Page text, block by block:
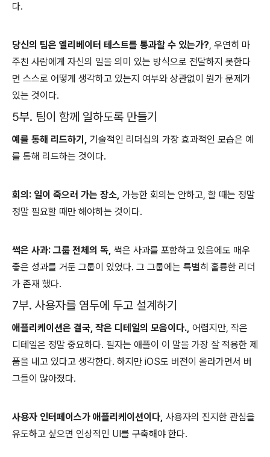
다.
당신의 팀은 엘리베이터 테스트를 통과할 수 있는가?, 우연히 마
주친 사람에게 자신의 일을 의미 있는 방식으로 전달하지 못한다
면 스스로 어떻게 생각하고 있는지 여부와 상관없이 뭔가 문제가
있는 것이다.
5부. 팀이 함께 일하도록 만들기
예를 통해 리드하기, 기술적인 리더십의 가장 효과적인 모습은 예
를 통해 리드하는 것이다.
회의: 일이 죽으러 가는 장소, 가능한 회의는 안하고, 할 때는 정말
정말 필요할 때만 해야하는 것이다.
썩은 사과: 그룹 전체의 독, 썩은 사과를 포함하고 있음에도 매우
좋은 성과를 거둔 그룹이 있었다. 그 그룹에는 특별히 훌륭한 리더
가 존재 했다.
7부. 사용자를 염두에 두고 설계하기
애플리케이션은 결국, 작은 디테일의 모음이다., 어렵지만, 작은
디테일은 정말 중요하다. 필자는 애플이 이 말을 가장 잘 적용한 제
품을 내고 있다고 생각한다. 하지만 iOS도 버전이 올라가면서 버
그들이 많아졌다.
사용자 인터페이스가 애플리케이션이다, 사용자의 진지한 관심을
유도하고 싶으면 인상적인 UI를 구축해야 한다.